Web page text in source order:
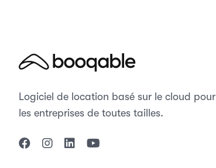
Logiciel de location basé sur le cloud pour
les entreprises de toutes tailles.